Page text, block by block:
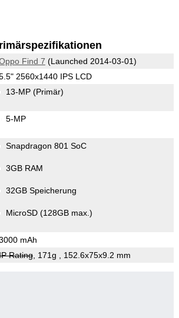
Find 7 (Launched 2014-03-01)
2560x1440 IPS LCD
13-MP (Primär)
5-MP
Snapdragon 801 SoC
3GB RAM
32GB Speicherung
MicroSD (128GB max.)
mAh
Rating, 171g , 152.6x75x9.2 mm